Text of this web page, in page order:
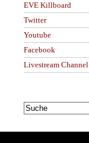
EVE Killboard
Twitter
Youtube
Facebook
Livestream Channel